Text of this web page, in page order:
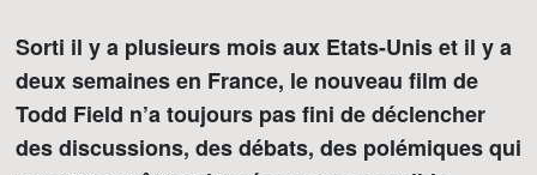
Sorti il y a plusieurs mois aux Etats-Unis et il y a
deux semaines en France, le nouveau film de
Todd Field n’a toujours pas fini de déclencher
des discussions, des débats, des polémiques qui